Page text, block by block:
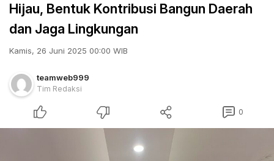
Hijau, Bentuk Kontribusi Bangun Daerah
dan Jaga Lingkungan
Kamis, 26 Juni 2025 00:00 WIB
teamweb999
Tim Redaksi
0